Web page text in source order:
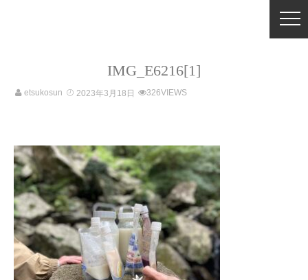
IMG_E6216[1]
etsukosun 2023年3月18日 326VIEWS